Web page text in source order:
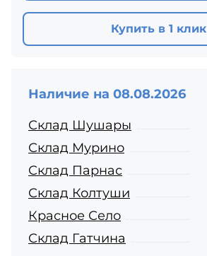
Купить в 1 клик
Наличие на 08.08.2026
Склад Шушары
Склад Мурино
Склад Парнас
Склад Колтуши
Красное Село
Склад Гатчина